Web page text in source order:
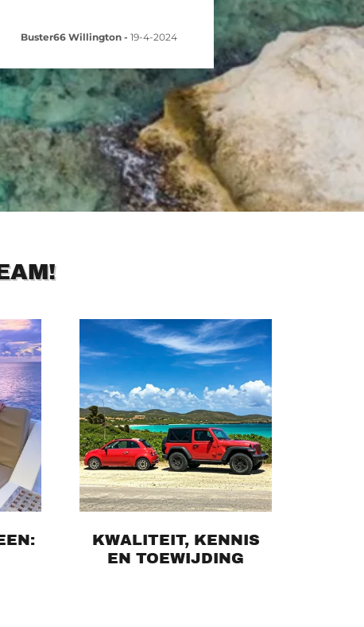
Buster66 Willington - 19-4-2024
KWALITEIT, KENNIS
EN TOEWIJDING